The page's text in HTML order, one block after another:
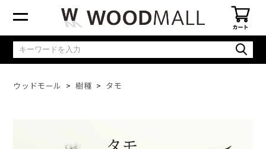
ウッドモール 樹種 タモ